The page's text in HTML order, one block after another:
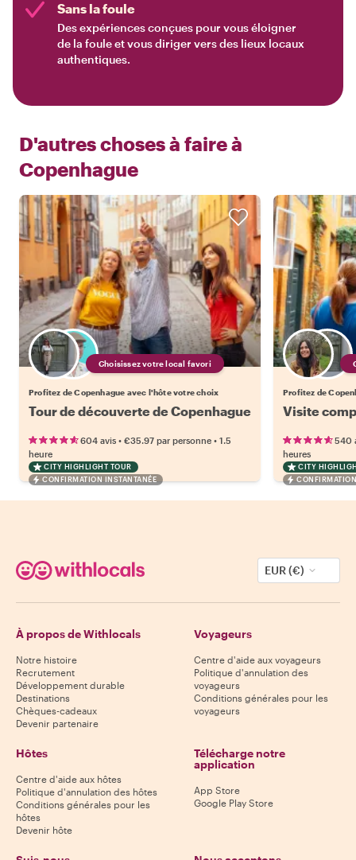
Sans la foule
Des expériences conçues pour vous éloigner
de la foule et vous diriger vers des lieux locaux
authentiques.
D'autres choses à faire à
Copenhague
Choisissez votre local favori
Profitez de Copenhague avec l'hôte votre choix
Tour de découverte de Copenhague
604 avis • €35.97 par personne • 1.5
heure
CITY HIGHLIGHT TOUR
CONFIRMATION INSTANTANÉE
Profitez de
Visite
540
heures
CITY
EUR (€)
À propos de Withlocals
Notre histoire
Recrutement
Développement durable
Destinations
Chèques-cadeaux
Devenir partenaire
Voyageurs
Centre d'aide aux voyageurs
Politique d'annulation des
voyageurs
Conditions générales pour les
voyageurs
Hôtes
Centre d'aide aux hôtes
Politique d'annulation des hôtes
Conditions générales pour les
hôtes
Devenir hôte
Télécharge notre
application
App Store
Google Play Store